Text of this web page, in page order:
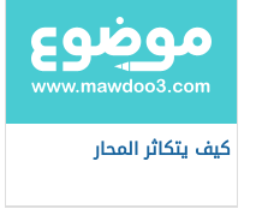
كيف يتكاثر المحار